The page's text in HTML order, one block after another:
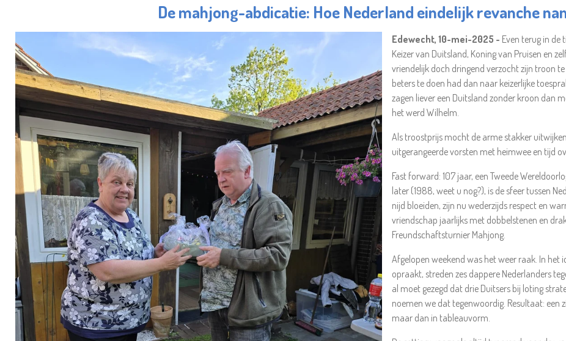
De mahjong-abdicatie: Hoe Nederland eindelijk revanche
Edewecht, 10-mei-2025 - Even terug in de
Keizer van Duitsland, Koning van Pruisen en
vriendelijk doch dringend verzocht zijn troon
beters te doen had dan naar keizerlijke
zagen liever een Duitsland zonder kroon dan
het werd Wilhelm.
Als troostprijs mocht de arme stakker
uitgerangeerde vorsten met heimwee en tijd
Fast forward: 107 jaar, een Tweede
later (1988, weet u nog?), is de sfeer tussen
nijd bloeiden, zijn nu wederzijds respect en
vriendschap jaarlijks met dobbelstenen en
Freundschaftsturnier Mahjong.
Afgelopen weekend was het weer raak. In
opraakt, streden zes dappere Nederlanders
al moet gezegd dat drie Duitsers bij loting
noemen we dat tegenwoordig. Resultaat:
maar dan in tableauvorm.